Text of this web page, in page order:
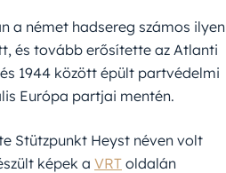
a német hadsereg számos ilyen
és tovább erősítette az Atlanti
1944 között épült partvédelmi
Európa partjai mentén.
Stützpunkt Heyst néven volt
képek a VRT oldalán